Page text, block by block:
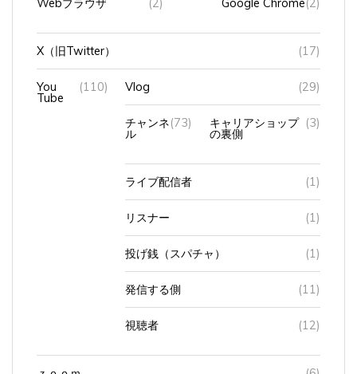
X（旧Twitter） (17)
You
Tube
(110) Vlog (29)
チャンネ
ル
(73) キャリアショップ
の裏側
(3)
ライブ配信者 (1)
リスナー (1)
投げ銭（スパチャ） (1)
発信する側 (11)
視聴者 (12)
(6)